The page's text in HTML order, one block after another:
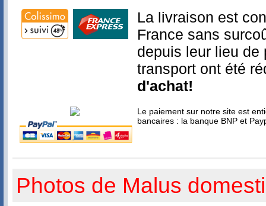
La livraison est
France sans
depuis leur lieu de
transport ont été
d'achat!
Le paiement sur notre site est
bancaires : la banque BNP et
Photos de Malus